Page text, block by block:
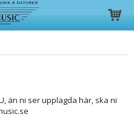
i varukorgen
än ni ser upplagda här, ska ni